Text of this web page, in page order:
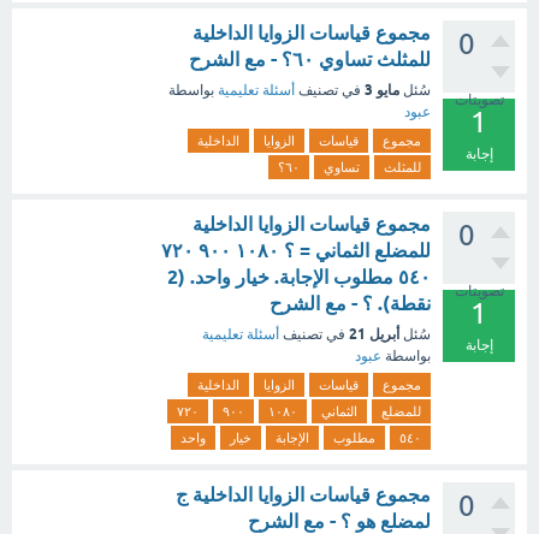
0
تصويتات
1
إجابة
مجموع قياسات الزوايا الداخلية
للمثلث تساوي ٦٠؟ - مع الشرح
سُئل مايو 3 في تصنيف أسئلة تعليمية بواسطة
عبود
مجموع قياسات الزوايا
الداخلية
للمثلث
تساوي ٦٠؟
0
تصويتات
1
إجابة
مجموع قياسات الزوايا الداخلية
للمضلع الثماني = ؟ ١٠٨٠ ٩٠٠ ٧٢٠
٥٤٠ مطلوب الإجابة. خيار واحد. (2
نقطة). ؟ - مع الشرح
سُئل أبريل 21 في تصنيف أسئلة تعليمية
بواسطة عبود
مجموع قياسات الزوايا
الداخلية
للمضلع
الثماني ١٠٨٠ ٩٠٠
٧٢٠
٥٤٠
مطلوب الإجابة خيار واحد
0
مجموع قياسات الزوايا الداخلية ج
لمضلع هو ؟ - مع الشرح